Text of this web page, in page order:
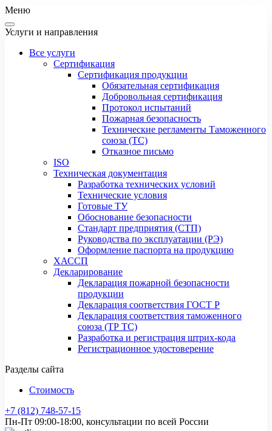
Меню
Услуги и направления
Все услуги
Сертификация
Сертификация продукции
Обязательная сертификация
Добровольная сертификация
Протокол испытаний
Пожарная безопасность
Технические регламенты Таможенного
союза (ТС)
Отказное письмо
ISO
Техническая документация
Разработка технических условий
Технические условия
Готовые ТУ
Обоснование безопасности
Стандарт предприятия (СТП)
Руководства по эксплуатации (РЭ)
Оформление паспорта на продукцию
ХАССП
Декларирование
Декларация пожарной безопасности
продукции
Декларация соответствия ГОСТ Р
Декларация соответствия таможенного
союза (ТР ТС)
Разработка и регистрация штрих-кода
Регистрационное удостоверение
Разделы сайта
Стоимость
+7 (812) 748-57-15
Пн-Пт 09:00-18:00, консультации по всей России